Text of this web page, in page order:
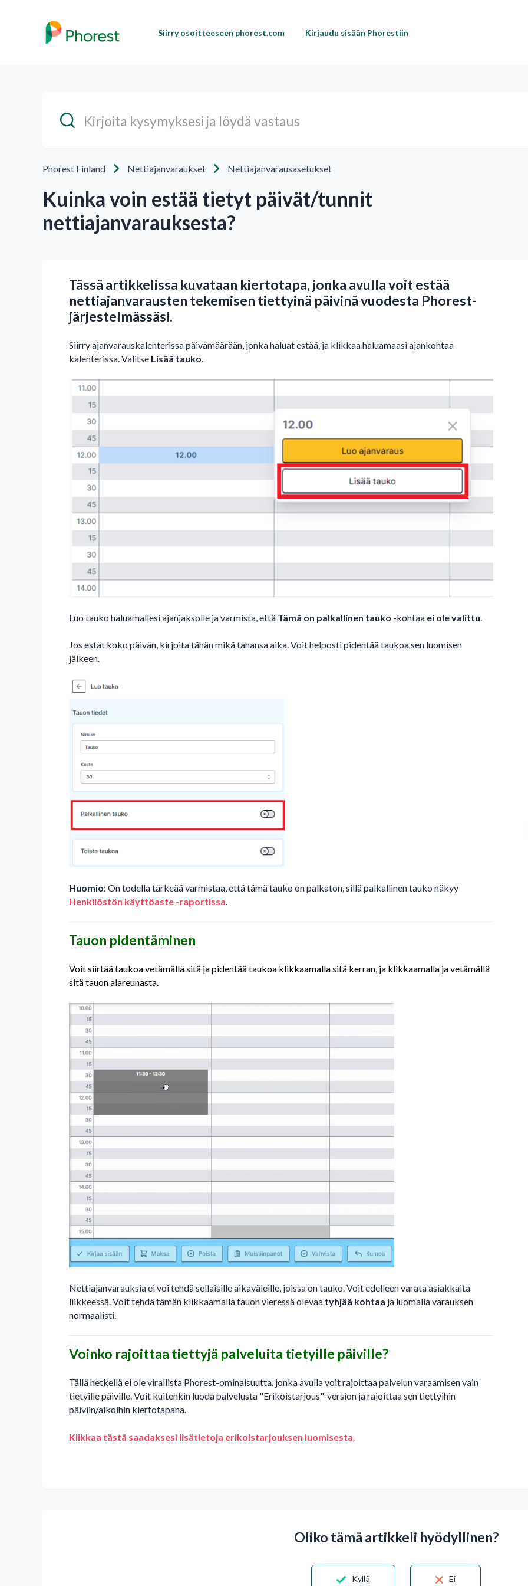
Siirry osoitteeseen phorest.com Kirjaudu sisään Phorestiin
Phorest Finland Nettiajanvaraukset Nettiajanvarausasetukset
Kuinka voin estää tietyt päivät/tunnit
nettiajanvarauksesta?
Tässä artikkelissa kuvataan kiertotapa, jonka avulla voit estää
nettiajanvarausten tekemisen tiettyinä päivinä vuodesta Phorest-
järjestelmässäsi.
Siirry ajanvarauskalenterissa päivämäärään, jonka haluat estää, ja klikkaa haluamaasi ajankohtaa
kalenterissa. Valitse Lisää tauko.
Luo tauko haluamallesi ajanjaksolle ja varmista, että Tämä on palkallinen tauko -kohtaa ei ole valittu
Jos estät koko päivän, kirjoita tähän mikä tahansa aika. Voit helposti pidentää taukoa sen luomisen
jälkeen.
Huomio: On todella tärkeää varmistaa, että tämä tauko on palkaton, sillä palkallinen tauko näkyy
Henkilöstön käyttöaste -raportissa.
Tauon pidentäminen
Voit siirtää taukoa vetämällä sitä ja pidentää taukoa klikkaamalla sitä kerran, ja klikkaamalla ja vetämällä
sitä tauon alareunasta.
Nettiajanvarauksia ei voi tehdä sellaisille aikaväleille, joissa on tauko. Voit edelleen varata asiakkaita
liikkeessä. Voit tehdä tämän klikkaamalla tauon vieressä olevaa tyhjää kohtaa ja luomalla varauksen
normaalisti.
Voinko rajoittaa tiettyjä palveluita tietyille päiville?
Tällä hetkellä ei ole virallista Phorest-ominaisuutta, jonka avulla voit rajoittaa palvelun varaamisen vain
tietyille päiville. Voit kuitenkin luoda palvelusta "Erikoistarjous"-version ja rajoittaa sen tiettyihin
päiviin/aikoihin kiertotapana.
Klikkaa tästä saadaksesi lisätietoja erikoistarjouksen luomisesta.
Oliko tämä artikkeli hyödyllinen?
Kyllä Ei